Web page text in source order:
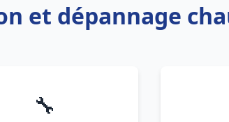
et dépannage
🔧